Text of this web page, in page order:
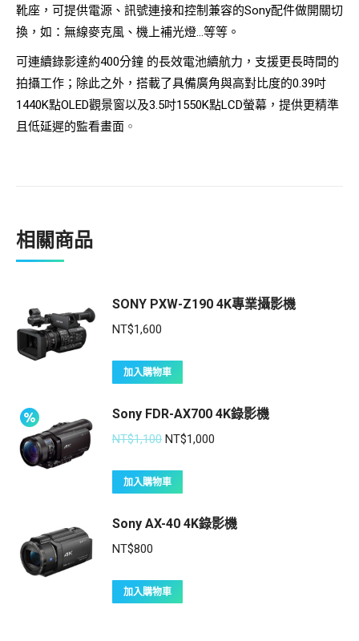
靴座，可提供電源、訊號連接和控制兼容的Sony配件做開關切
換，如：無線麥克風、機上補光燈…等等。
可連續錄影達約400分鐘 的長效電池續航力，支援更長時間的
拍攝工作；除此之外，搭載了具備廣角與高對比度的0.39吋
1440K點OLED觀景窗以及3.5吋1550K點LCD螢幕，提供更精準
且低延遲的監看畫面 。
相關商品
SONY PXW-Z190 4K專業攝影機
NT$1,600
加入購物車
Sony FDR-AX700 4K錄影機
NT$1,100 NT$1,000
加入購物車
Sony AX-40 4K錄影機
NT$800
加入購物車